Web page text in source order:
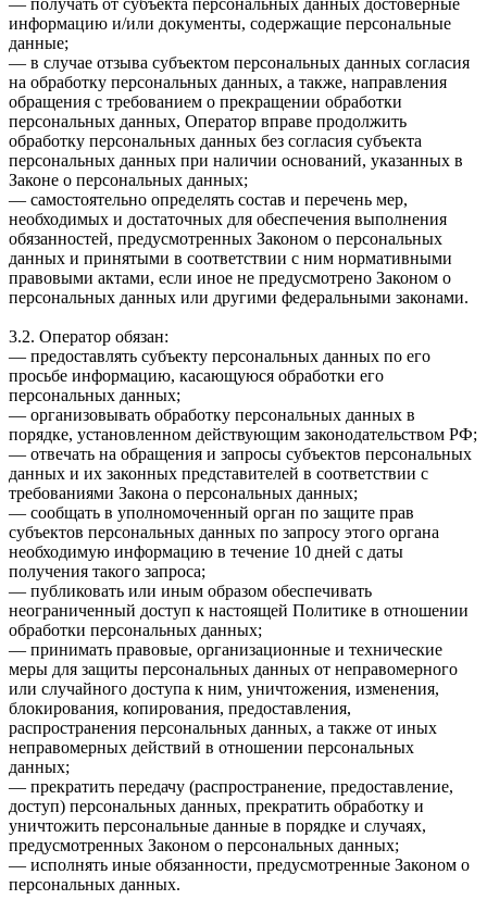
информацию и/или документы, содержащие персональные
данные;
— в случае отзыва субъектом персональных данных согласия
на обработку персональных данных, а также, направления
обращения с требованием о прекращении обработки
персональных данных, Оператор вправе продолжить
обработку персональных данных без согласия субъекта
персональных данных при наличии оснований, указанных в
Законе о персональных данных;
— самостоятельно определять состав и перечень мер,
необходимых и достаточных для обеспечения выполнения
обязанностей, предусмотренных Законом о персональных
данных и принятыми в соответствии с ним нормативными
правовыми актами, если иное не предусмотрено Законом о
персональных данных или другими федеральными законами.
3.2. Оператор обязан:
— предоставлять субъекту персональных данных по его
просьбе информацию, касающуюся обработки его
персональных данных;
— организовывать обработку персональных данных в
порядке, установленном действующим законодательством РФ;
— отвечать на обращения и запросы субъектов персональных
данных и их законных представителей в соответствии с
требованиями Закона о персональных данных;
— сообщать в уполномоченный орган по защите прав
субъектов персональных данных по запросу этого органа
необходимую информацию в течение 10 дней с даты
получения такого запроса;
— публиковать или иным образом обеспечивать
неограниченный доступ к настоящей Политике в отношении
обработки персональных данных;
— принимать правовые, организационные и технические
меры для защиты персональных данных от неправомерного
или случайного доступа к ним, уничтожения, изменения,
блокирования, копирования, предоставления,
распространения персональных данных, а также от иных
неправомерных действий в отношении персональных
данных;
— прекратить передачу (распространение, предоставление,
доступ) персональных данных, прекратить обработку и
уничтожить персональные данные в порядке и случаях,
предусмотренных Законом о персональных данных;
— исполнять иные обязанности, предусмотренные Законом о
персональных данных.